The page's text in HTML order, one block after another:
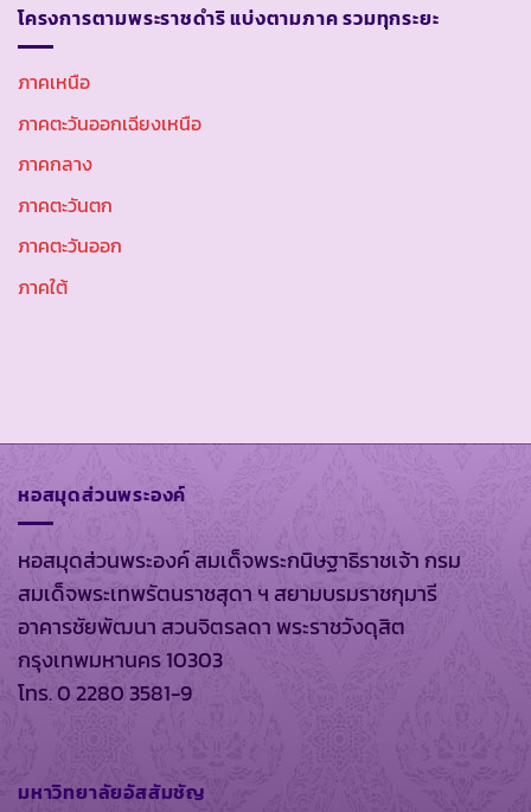
โครงการตามพระราชดำริ แบ่งตามภาค รวมทุกระยะ
ภาคเหนือ
ภาคตะวันออกเฉียงเหนือ
ภาคกลาง
ภาคตะวันตก
ภาคตะวันออก
ภาคใต้
หอสมุดส่วนพระองค์
หอสมุดส่วนพระองค์ สมเด็จพระกนิษฐาธิราชเจ้า กรม
สมเด็จพระเทพรัตนราชสุดา ฯ สยามบรมราชกุมารี
อาคารชัยพัฒนา สวนจิตรลดา พระราชวังดุสิต
กรุงเทพมหานคร 10303
โทร. 0 2280 3581-9
มหาวิทยาลัยอัสสัมชัญ